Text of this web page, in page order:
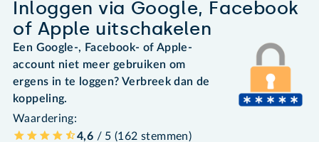
Inloggen via Google, Facebook
of Apple uitschakelen
Een Google-, Facebook- of Apple-
account niet meer gebruiken om
ergens in te loggen? Verbreek dan de
koppeling.
Waardering:
4,6 / 5 (162 stemmen)